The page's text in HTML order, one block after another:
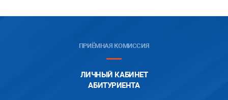
ПРИЁМНАЯ КОМИССИЯ
ЛИЧНЫЙ КАБИНЕТ
АБИТУРИЕНТА